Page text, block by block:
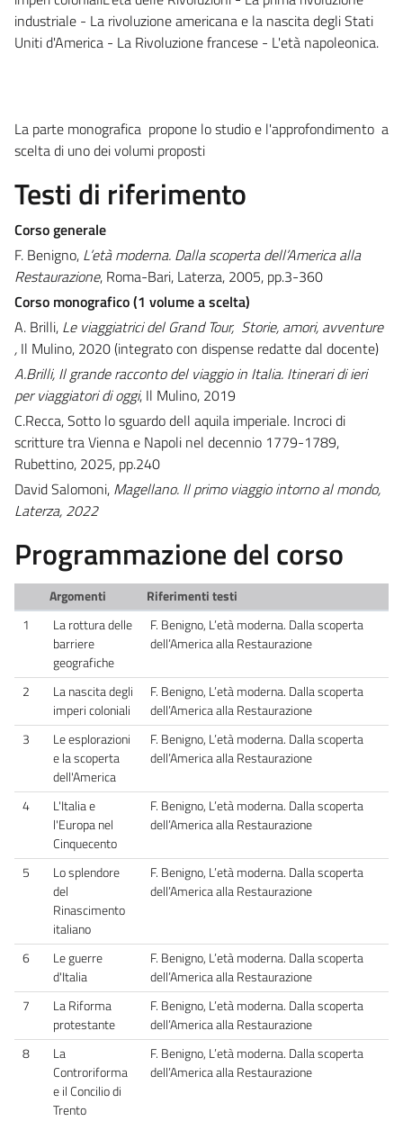
industriale - La rivoluzione americana e la nascita degli Stati
Uniti d'America - La Rivoluzione francese - L'età napoleonica.
La parte monografica propone lo studio e l'approfondimento a
scelta di uno dei volumi proposti
Testi di riferimento
Corso generale
F. Benigno, L’età moderna. Dalla scoperta dell’America alla
Restaurazione, Roma-Bari, Laterza, 2005, pp.3-360
Corso monografico (1 volume a scelta)
A. Brilli, Le viaggiatrici del Grand Tour, Storie, amori, avventure
, Il Mulino, 2020 (integrato con dispense redatte dal docente)
A.Brilli, Il grande racconto del viaggio in Italia. Itinerari di ieri
per viaggiatoridi oggi, Il Mulino, 2019
C.Recca, Sotto lo sguardo dell aquila imperiale. Incroci di
scritture tra Vienna e Napoli nel decennio 1779-1789,
Rubettino, 2025, pp.240
David Salomoni, Magellano. Il primo viaggio intorno al mondo,
Laterza, 2022
Programmazione del corso
Argomenti
Riferimenti testi
1
La rottura delle
barriere
geografiche
F. Benigno, L’età moderna. Dalla scoperta
dell’America alla Restaurazione
2
La nascita degli
imperi coloniali
F. Benigno, L’età moderna. Dalla scoperta
dell’America alla Restaurazione
3
Le esplorazioni
e la scoperta
dell'America
F. Benigno, L’età moderna. Dalla scoperta
dell’America alla Restaurazione
4
L'Italia e
l'Europa nel
Cinquecento
F. Benigno, L’età moderna. Dalla scoperta
dell’America alla Restaurazione
5
Lo splendore
del
Rinascimento
italiano
F. Benigno, L’età moderna. Dalla scoperta
dell’America alla Restaurazione
6
Le guerre
d'Italia
F. Benigno, L’età moderna. Dalla scoperta
dell’America alla Restaurazione
7
La Riforma
protestante
F. Benigno, L’età moderna. Dalla scoperta
dell’America alla Restaurazione
8
La
Controriforma
e il Concilio di
Trento
F. Benigno, L’età moderna. Dalla scoperta
dell’America alla Restaurazione